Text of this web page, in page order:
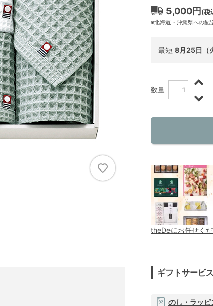
5,000円 (税
※北海道・沖縄県への配
最短 8月25日（
数量
theDeにお任せく
ギフトサービス
のし・ラッピ